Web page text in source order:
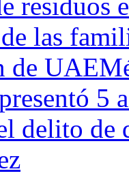
las
de
5
delito de